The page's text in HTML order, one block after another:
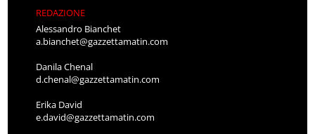
REDAZIONE
Alessandro Bianchet
a.bianchet@gazzettamatin.com
Danila Chenal
d.chenal@gazzettamatin.com
Erika David
e.david@gazzettamatin.com